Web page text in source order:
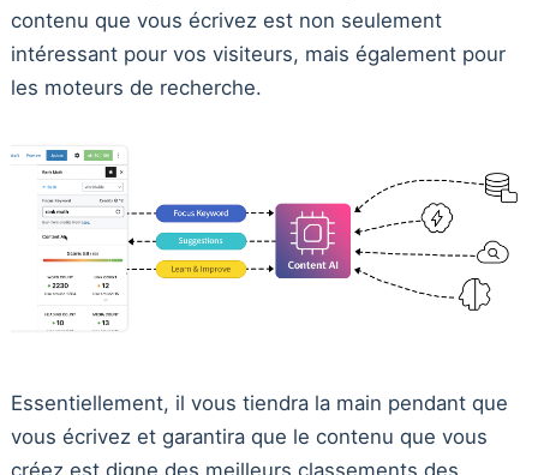
contenu que vous écrivez est non seulement
intéressant pour vos visiteurs, mais également pour
les moteurs de recherche.
Essentiellement, il vous tiendra la main pendant que
vous écrivez et garantira que le contenu que vous
créez est digne des meilleurs classements des